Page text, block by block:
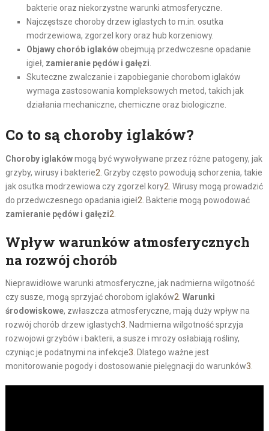
bakterie oraz niekorzystne warunki atmosferyczne.
Najczęstsze choroby drzew iglastych to m.in. osutka
modrzewiowa, zgorzel kory oraz hub korzeniowy.
Objawy chorób iglakówobejmują przedwczesne opadanie
igieł, zamieranie pędów i gałęzi.
Skuteczne zwalczanie i zapobieganie chorobom iglaków
wymaga zastosowania kompleksowych metod, takich jak
działania mechaniczne, chemiczne oraz biologiczne.
Co to są choroby iglaków?
Choroby iglakówmogą być wywoływane przez różne patogeny, jak
grzyby, wirusy i bakterie2. Grzyby często powodują schorzenia, takie
jak osutka modrzewiowa czy zgorzel kory2. Wirusy mogą prowadzić
do przedwczesnego opadania igieł2. Bakterie mogą powodować
zamieranie pędów i gałęzi2.
Wpływ warunków atmosferycznych
na rozwój chorób
Nieprawidłowe warunki atmosferyczne, jak nadmierna wilgotność
czy susze, mogą sprzyjać chorobom iglaków2. Warunki
środowiskowe, zwłaszcza atmosferyczne, mają duży wpływ na
rozwój chorób drzew iglastych3. Nadmierna wilgotność sprzyja
rozwojowi grzybów i bakterii, a susze i mrozy osłabiają rośliny,
czyniąc je podatnymi na infekcje3. Dlatego ważne jest
monitorowanie pogody i dostosowanie pielęgnacji do warunków3.